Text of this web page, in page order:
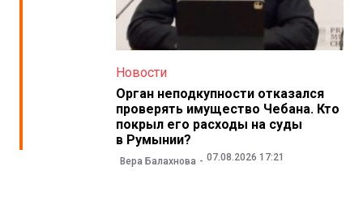
Новости
Орган неподкупности отказался
проверять имущество Чебана. Кто
покрыл его расходы на суды
в Румынии?
Вера Балахнова 07.08.2026 17:21